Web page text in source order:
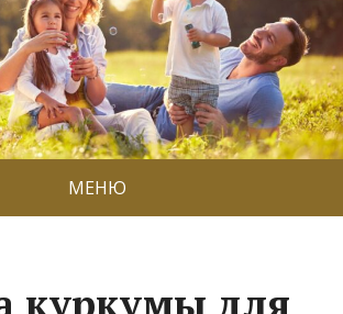
МЕНЮ
куркумы для